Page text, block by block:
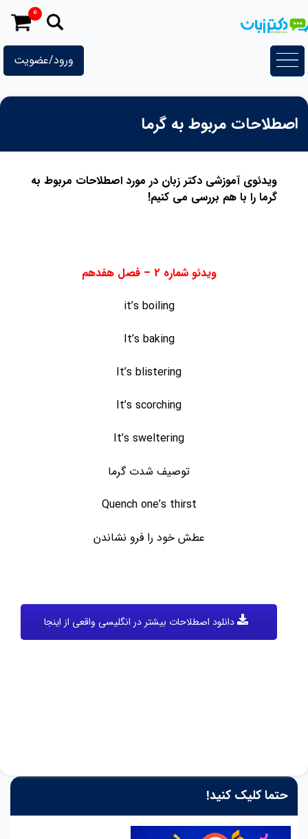
به
ورود/عضویت
0
حتما کلیک کنید!
اصطلاحات مربوط به گرما
ویدئوی آموزشی دکتر زبان در مورد اصطلاحات مربوط به
گرما را با هم بررسی می کنیم!
ویدئو شماره 2 – فصل هفدهم
it’s boiling
It’s baking
It’s blistering
It’s scorching
It’s sweltering
توصیف شدت گرما
Quench one’s thirst
عطش خود را فرو نشاندن
دانلود اصطلاحات بیشتر در انگلیسی واقعی از اینجا